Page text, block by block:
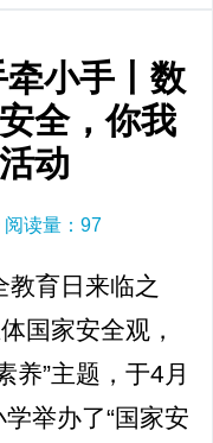
牵小手丨数
全，你我
动
读量： 97
教育日来临之
国家安全观，
养”主题，于4月
举办了“国家安